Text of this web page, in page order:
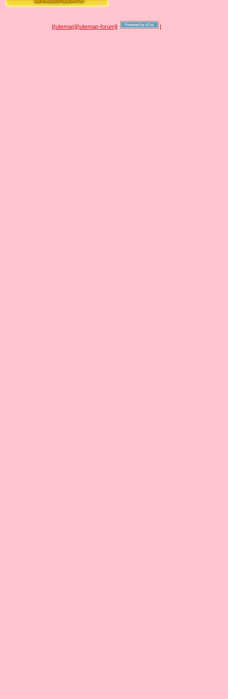
|[sitemap]|[sitemap-forum]| |